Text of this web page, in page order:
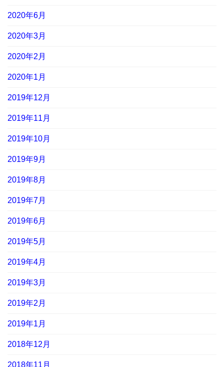
2020年6月
2020年3月
2020年2月
2020年1月
2019年12月
2019年11月
2019年10月
2019年9月
2019年8月
2019年7月
2019年6月
2019年5月
2019年4月
2019年3月
2019年2月
2019年1月
2018年12月
2018年11月